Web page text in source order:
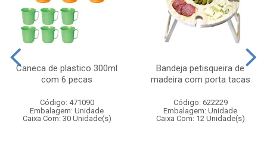
Caneca de plastico 300ml
com 6 pecas
Código: 471090
Embalagem: Unidade
Caixa Com: 30 Unidade(s)
Bandeja petisqueira de
madeira com porta tacas
Código: 622229
Embalagem: Unidade
Caixa Com: 12 Unidade(s)